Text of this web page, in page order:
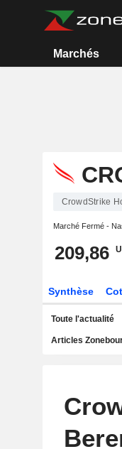
Marchés
CrowdStrike
Marché Fermé -
209,86
Synthèse
Toute l'actualité
Articles